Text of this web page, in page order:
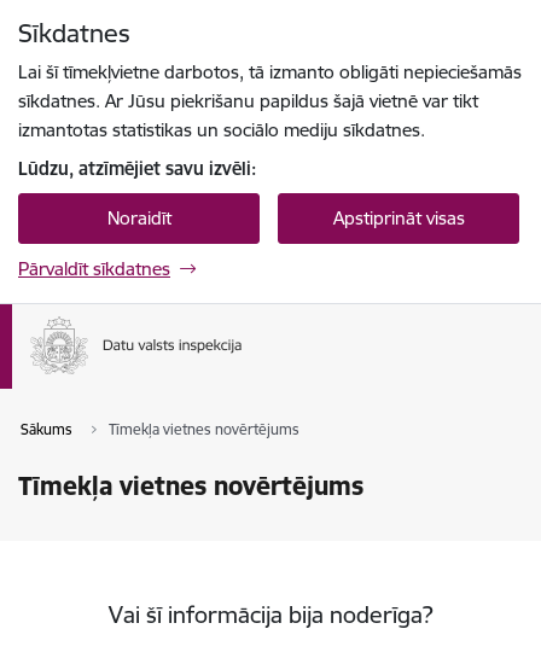
Sīkdatnes
Lai šī tīmekļvietne darbotos, tā izmanto obligāti nepieciešamās
sīkdatnes. Ar Jūsu piekrišanu papildus šajā vietnē var tikt
izmantotas statistikas un sociālo mediju sīkdatnes.
Lūdzu, atzīmējiet savu izvēli:
Noraidīt Apstiprināt visas
Pārvaldīt sīkdatnes
Sākums Tīmekļa vietnes novērtējums
Tīmekļa vietnes novērtējums
Vai šī informācija bija noderīga?